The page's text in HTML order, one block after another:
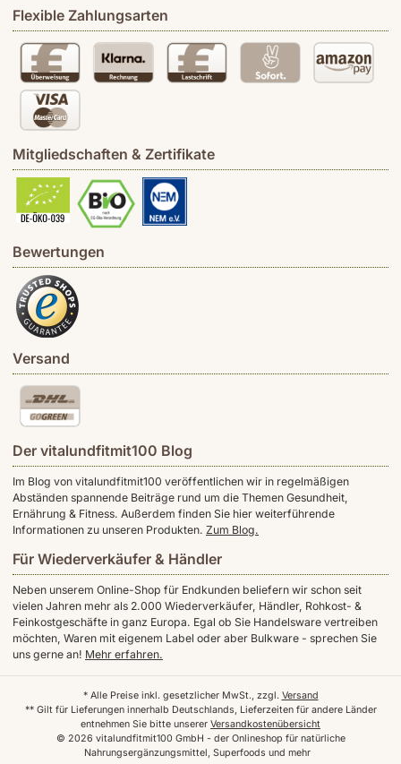
Flexible Zahlungsarten
Mitgliedschaften & Zertifikate
Bewertungen
Versand
Der vitalundfitmit100 Blog
Im Blog von vitalundfitmit100 veröffentlichen wir in regelmäßigen
Abständen spannende Beiträge rund um die Themen Gesundheit,
Ernährung & Fitness. Außerdem finden Sie hier weiterführende
Informationen zu unseren Produkten. Zum Blog.
Für Wiederverkäufer & Händler
Neben unserem Online-Shop für Endkunden beliefern wir schon seit
vielen Jahren mehr als 2.000 Wiederverkäufer, Händler, Rohkost- &
Feinkostgeschäfte in ganz Europa. Egal ob Sie Handelsware vertreiben
möchten, Waren mit eigenem Label oder aber Bulkware - sprechen Sie
uns gerne an! Mehr erfahren.
© 2026 vitalundfitmit100 GmbH - der Onlineshop für natürliche
Nahrungsergänzungsmittel, Superfoods und mehr
* Alle Preise inkl. gesetzlicher MwSt., zzgl. Versand
** Gilt für Lieferungen innerhalb Deutschlands, Lieferzeiten für andere Länder
entnehmen Sie bitte unserer Versandkostenübersicht